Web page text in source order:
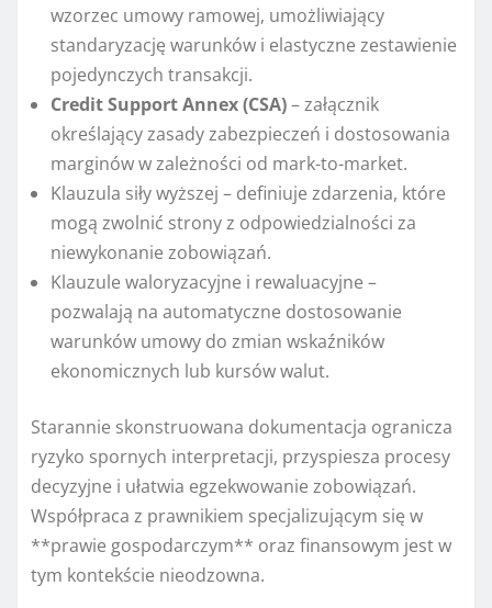
wzorzec umowy ramowej, umożliwiający
standaryzację warunków i elastyczne zestawienie
pojedynczych transakcji.
Credit Support Annex (CSA)– załącznik
określający zasady zabezpieczeń i dostosowania
marginów w zależności od mark-to-market.
Klauzula siły wyższej – definiuje zdarzenia, które
mogą zwolnić strony z odpowiedzialności za
niewykonanie zobowiązań.
Klauzule waloryzacyjne i rewaluacyjne –
pozwalają na automatyczne dostosowanie
warunków umowy do zmian wskaźników
ekonomicznych lub kursów walut.
Starannie skonstruowana dokumentacja ogranicza
ryzyko spornych interpretacji, przyspiesza procesy
decyzyjne i ułatwia egzekwowanie zobowiązań.
Współpraca z prawnikiem specjalizującym się w
**prawie gospodarczym** oraz finansowym jest w
tym kontekście nieodzowna.